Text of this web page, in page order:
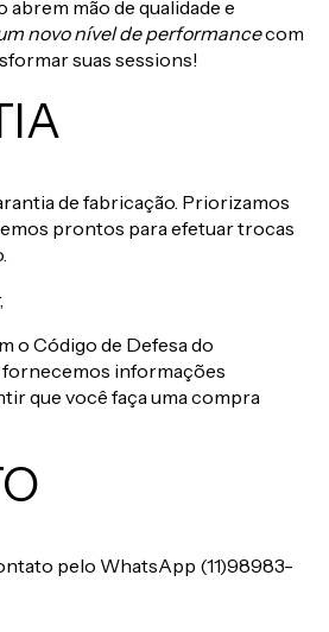
mão de qualidade e
novo nível de performancecom
suas sessions!
de fabricação. Priorizamos
prontos para efetuar trocas
o Código de Defesa do
informações
que você faça uma compra
pelo WhatsApp (11)98983-